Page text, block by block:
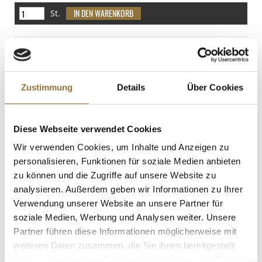
Zustimmung Details Über Cookies
Diese Webseite verwendet Cookies
Wir verwenden Cookies, um Inhalte und Anzeigen zu
personalisieren, Funktionen für soziale Medien anbieten
zu können und die Zugriffe auf unsere Website zu
analysieren. Außerdem geben wir Informationen zu Ihrer
Verwendung unserer Website an unsere Partner für
soziale Medien, Werbung und Analysen weiter. Unsere
Partner führen diese Informationen möglicherweise mit
weiteren Daten zusammen, die Sie ihnen bereitgestellt
14 g
Salz
St.
Gewürzgarten Trüffelrahmsauce, 225 ml
€ 7,99
St.
Grüne Oliven, ohne Kern, mit Kräutern
der Provence, in Lake, Arnaud, 4,2 kg,
ATG 2,20 kg
Art.Nr.:15445